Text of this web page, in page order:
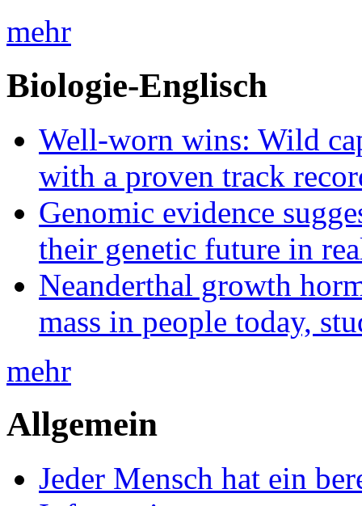
mehr
Biologie-Englisch
Well-worn wins: Wild
with a proven track
Genomic evidence
their genetic future in
Neanderthal growth
mass in people today,
mehr
Allgemein
Jeder Mensch hat ein